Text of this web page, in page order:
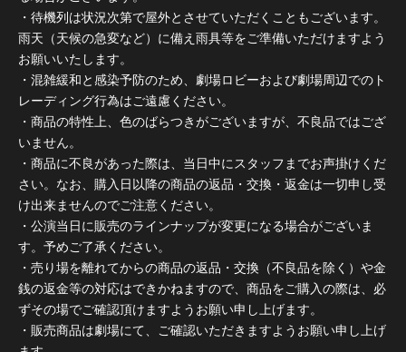
・待機列は状況次第で屋外とさせていただくこともございます。
雨天（天候の急変など）に備え雨具等をご準備いただけますよう
お願いいたします。
・混雑緩和と感染予防のため、劇場ロビーおよび劇場周辺でのト
レーディング行為はご遠慮ください。
・商品の特性上、色のばらつきがございますが、不良品ではござ
いません。
・商品に不良があった際は、当日中にスタッフまでお声掛けくだ
さい。なお、購入日以降の商品の返品・交換・返金は一切申し受
け出来ませんのでご注意ください。
・公演当日に販売のラインナップが変更になる場合がございま
す。予めご了承ください。
・売り場を離れてからの商品の返品・交換（不良品を除く）や金
銭の返金等の対応はできかねますので、商品をご購入の際は、必
ずその場でご確認頂けますようお願い申し上げます。
・販売商品は劇場にて、ご確認いただきますようお願い申し上げ